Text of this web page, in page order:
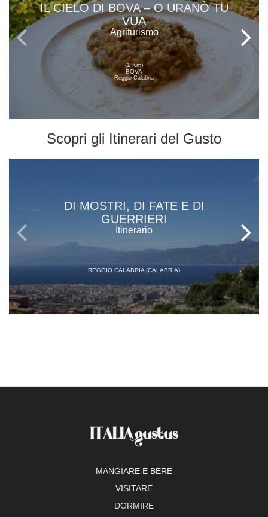
IL CIELO DI BOVA – O URANÒ TU
VUA
Agriturismo
(1 Km)
BOVA
Reggio Calabria
Scopri gli Itinerari del Gusto
DI MOSTRI, DI FATE E DI
GUERRIERI
Itinerario
REGGIO CALABRIA (CALABRIA)
MANGIARE E BERE
VISITARE
DORMIRE